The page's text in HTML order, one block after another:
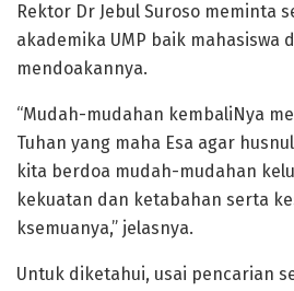
Rektor Dr Jebul Suroso meminta
akademika UMP baik mahasiswa
mendoakannya.
“Mudah-mudahan kembaliNya
Tuhan yang maha Esa agar
kita berdoa mudah-mudahan
kekuatan dan ketabahan serta
ksemuanya,” jelasnya.
Untuk diketahui, usai pencarian